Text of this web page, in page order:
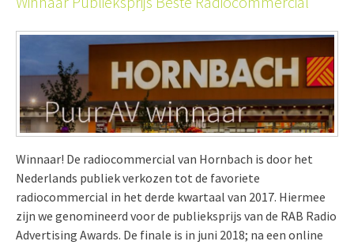
Winnaar! De radiocommercial van Hornbach is door het
Nederlands publiek verkozen tot de favoriete
radiocommercial in het derde kwartaal van 2017. Hiermee
zijn we genomineerd voor de publieksprijs van de RAB Radio
Advertising Awards. De finale is in juni 2018; na een online